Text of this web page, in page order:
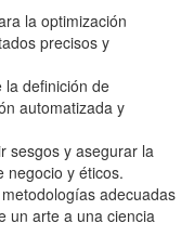
la optimización
precisos y
la definición de
automatizada y
sesgos y asegurar la
negocio y éticos.
adecuadas
un arte a una ciencia